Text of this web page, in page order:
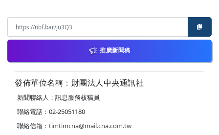
推廣新聞稿
發佈單位名稱：財團法人中央通訊社
新聞聯絡人：訊息服務核稿員
聯絡電話：02-25051180
聯絡信箱： timtimcna@mail.cna.com.tw